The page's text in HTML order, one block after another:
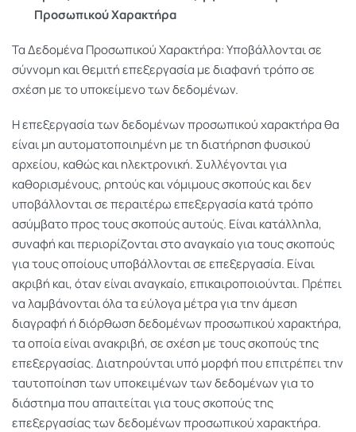
Προσωπικού Χαρακτήρα
Τα Δεδομένα Προσωπικού Χαρακτήρα: Υποβάλλονται σε
σύννομη και θεμιτή επεξεργασία με διαφανή τρόπο σε
σχέση με το υποκείμενο των δεδομένων.
Η επεξεργασία των δεδομένων προσωπικού χαρακτήρα θα
είναι μη αυτοματοποιημένη με τη διατήρηση φυσικού
αρχείου, καθώς και ηλεκτρονική. Συλλέγονται για
καθορισμένους, ρητούς και νόμιμους σκοπούς και δεν
υποβάλλονται σε περαιτέρω επεξεργασία κατά τρόπο
ασύμβατο προς τους σκοπούς αυτούς. Είναι κατάλληλα,
συναφή και περιορίζονται στο αναγκαίο για τους σκοπούς
για τους οποίους υποβάλλονται σε επεξεργασία. Είναι
ακριβή και, όταν είναι αναγκαίο, επικαιροποιούνται. Πρέπει
να λαμβάνονται όλα τα εύλογα μέτρα για την άμεση
διαγραφή ή διόρθωση δεδομένων προσωπικού χαρακτήρα,
τα οποία είναι ανακριβή, σε σχέση με τους σκοπούς της
επεξεργασίας. Διατηρούνται υπό μορφή που επιτρέπει την
ταυτοποίηση των υποκειμένων των δεδομένων για το
διάστημα που απαιτείται για τους σκοπούς της
επεξεργασίας των δεδομένων προσωπικού χαρακτήρα.